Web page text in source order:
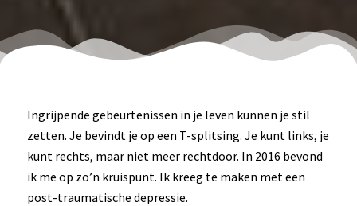
Ingrijpende gebeurtenissen in je leven kunnen je stil
zetten. Je bevindt je op een T-splitsing. Je kunt links, je
kunt rechts, maar niet meer rechtdoor. In 2016 bevond
ik me op zo’n kruispunt. Ik kreeg te maken met een
post-traumatische depressie.